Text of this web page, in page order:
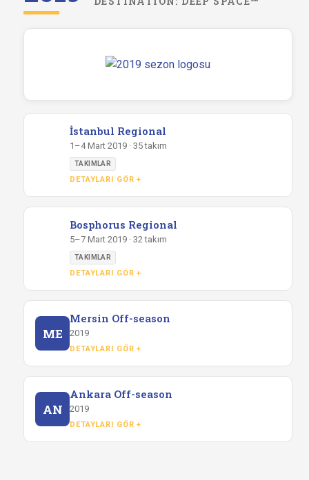
İstanbul Regional
1–4 Mart 2019 · 35 takım
TAKIMLAR
DETAYLARI GÖR +
Bosphorus Regional
5–7 Mart 2019 · 32 takım
TAKIMLAR
DETAYLARI GÖR +
ME
Mersin Off-season
2019
DETAYLARI GÖR +
AN
Ankara Off-season
2019
DETAYLARI GÖR +